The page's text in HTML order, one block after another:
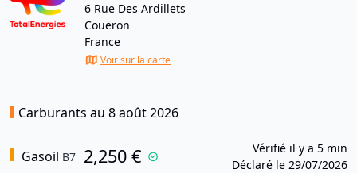
6 Rue Des Ardillets
Couëron
France
Voir sur la carte
Carburants au 8 août 2026
Gasoil B7 2,250 €
Vérifié il y a 5 min
Déclaré le 29/07/2026